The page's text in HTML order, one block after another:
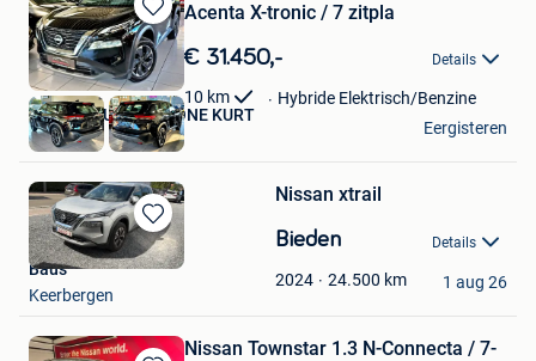
Bewaren
in
Mijn
Favorieten
Acenta X-tronic / 7 zitpla
€ 31.450,- Details
10 km
Hybride Elektrisch/Benzine
Garage ️ AUTO'S BOONE KURT
Kortrijk
Eergisteren
Bewaren
in
Nissan xtrail
Bieden Details
2024 24.500 km
Baus
Keerbergen
1 aug 26
Nissan Townstar 1.3 N-Connecta / 7-